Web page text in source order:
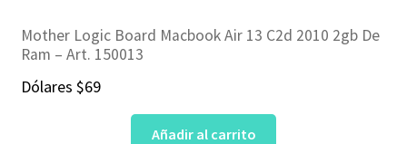
Mother Logic Board Macbook Air 13 C2d 2010 2gb De
Ram – Art. 150013
Dólares $69
Añadir al carrito